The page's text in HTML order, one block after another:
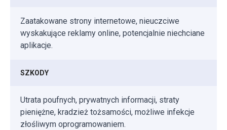
Zaatakowane strony internetowe, nieuczciwe
wyskakujące reklamy online, potencjalnie niechciane
aplikacje.
SZKODY
Utrata poufnych, prywatnych informacji, straty
pieniężne, kradzież tożsamości, możliwe infekcje
złośliwym oprogramowaniem.